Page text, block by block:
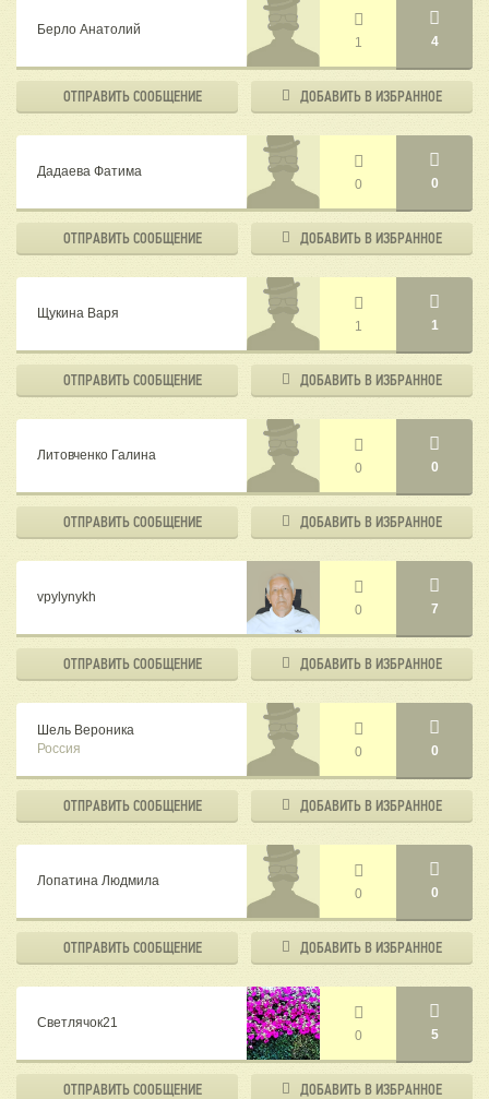
Берло Анатолий
1
4
ОТПРАВИТЬСООБЩЕНИЕ ДОБАВИТЬ В ИЗБРАННОЕ
Дадаева Фатима
0
0
ОТПРАВИТЬСООБЩЕНИЕ ДОБАВИТЬ В ИЗБРАННОЕ
Щукина Варя
1
1
ОТПРАВИТЬСООБЩЕНИЕ ДОБАВИТЬ В ИЗБРАННОЕ
Литовченко Галина
0
0
ОТПРАВИТЬСООБЩЕНИЕ ДОБАВИТЬ В ИЗБРАННОЕ
vpylynykh
0
7
ОТПРАВИТЬСООБЩЕНИЕ ДОБАВИТЬ В ИЗБРАННОЕ
Шель Вероника
Россия
0 0
ОТПРАВИТЬСООБЩЕНИЕ ДОБАВИТЬ В ИЗБРАННОЕ
Лопатина Людмила
0
0
ОТПРАВИТЬСООБЩЕНИЕ ДОБАВИТЬ В ИЗБРАННОЕ
Светлячок21
0
5
ОТПРАВИТЬСООБЩЕНИЕ ДОБАВИТЬ В ИЗБРАННОЕ